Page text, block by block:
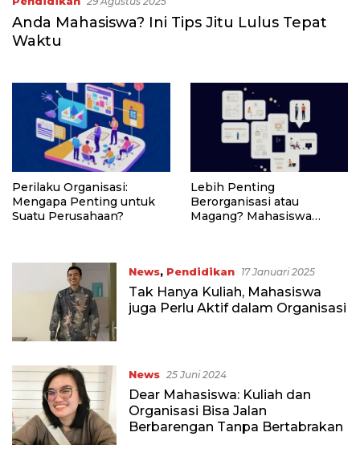
Anda Mahasiswa? Ini Tips Jitu Lulus Tepat
Waktu
Perilaku Organisasi:
Mengapa Penting untuk
Suatu Perusahaan?
Lebih Penting
Berorganisasi atau
Magang? Mahasiswa
News, Pendidikan 17 Januari 2025
Tak Hanya Kuliah, Mahasiswa
juga Perlu Aktif dalam Organisasi
News 25 Juni 2024
Dear Mahasiswa: Kuliah dan
Organisasi Bisa Jalan
Berbarengan Tanpa Bertabrakan